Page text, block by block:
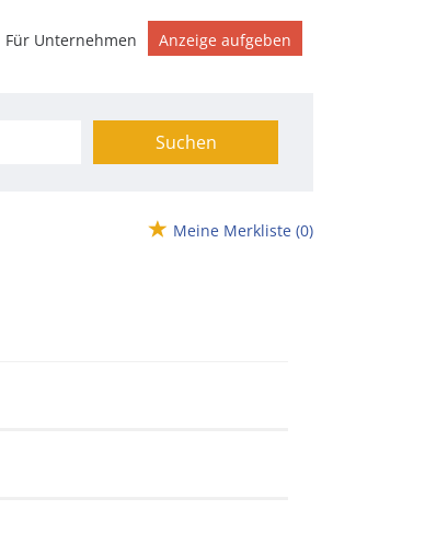
Für Unternehmen Anzeige aufgeben
Suchen
Meine Merkliste (0)